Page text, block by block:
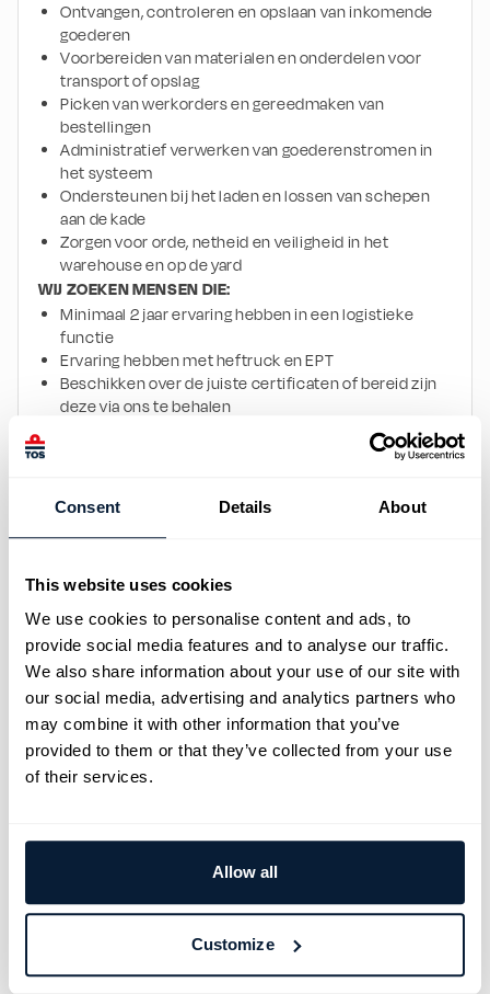
Consent Details About
This website uses cookies
We use cookies to personalise content and ads, to
provide social media features and to analyse our traffic.
We also share information about your use of our site with
our social media, advertising and analytics partners who
may combine it with other information that you’ve
provided to them or that they’ve collected from your use
of their services.
Allow all
Customize
Ontvangen, controleren en opslaan van inkomende
goederen
Voorbereiden van materialen en onderdelen voor
transport of opslag
Picken van werkorders en gereedmaken van
bestellingen
Administratief verwerken van goederenstromen in
het systeem
Ondersteunen bij het laden en lossen van schepen
aan de kade
Zorgen voor orde, netheid en veiligheid in het
warehouse en op de yard
WIJ ZOEKEN MENSEN DIE:
Minimaal 2 jaar ervaring hebben in een logistieke
functie
Ervaring hebben met heftruck en EPT
Beschikken over de juiste certificaten of bereid zijn
deze via ons te behalen
Zelfstandig werken en verantwoordelijkheid nemen
Handig zijn met computers en administratieve
De Nederlandse en Engelse taal beheersen
WAT WIJ BIEDEN:
indiensttreding bij de opdrachtgever
Een salaris startend tussen € 2.900 en € 3.200 bruto
per maand exclusief toeslagen
Goede arbeidsvoorwaarden inclusief
pensioenregeling
Interne trainingen en doorgroeimogelijkheden voor
jou als Allround Warehouse Medewerker
Een fulltime functie in dagdienst binnen de logistiek,
offshore en supply chain
WIJ ZIJN TOS
TOS is een familiebedrijf uit Rotterdam sinds 1992. Met
TOS Port & Logistics richten wij ons op de havens en
persoonlijk contact en in mensen kansen geven. Of je
nu al ervaring hebt of het vak nog moet leren, bij ons kun